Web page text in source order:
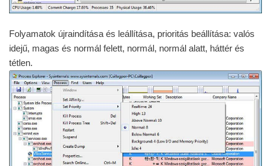
Folyamatok újraindítása és leállítása, prioritás beállítása: valós
idejű, magas és normál felett, normál, normál alatt, háttér és
tétlen.